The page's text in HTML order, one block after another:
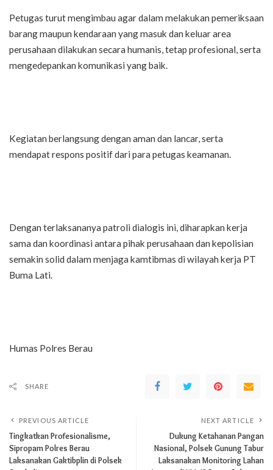
Petugas turut mengimbau agar dalam melakukan pemeriksaan
barang maupun kendaraan yang masuk dan keluar area
perusahaan dilakukan secara humanis, tetap profesional, serta
mengedepankan komunikasi yang baik.
Kegiatan berlangsung dengan aman dan lancar, serta
mendapat respons positif dari para petugas keamanan.
Dengan terlaksananya patroli dialogis ini, diharapkan kerja
sama dan koordinasi antara pihak perusahaan dan kepolisian
semakin solid dalam menjaga kamtibmas di wilayah kerja PT
Buma Lati.
Humas Polres Berau
SHARE
PREVIOUS ARTICLE
Tingkatkan Profesionalisme,
Sipropam Polres Berau
Laksanakan Gaktibplin di Polsek
NEXT ARTICLE
Dukung Ketahanan Pangan
Nasional, Polsek Gunung Tabur
Laksanakan Monitoring Lahan